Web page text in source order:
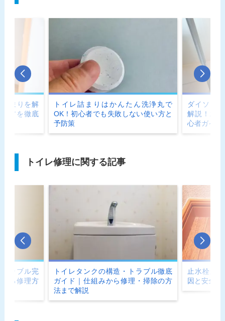
詰まりを解
方を徹底
トイレ詰まりはかんたん洗浄丸で
OK！初心者でも失敗しない使い方と
予防策
ダイソー
解説！水
心者ガイド
トイレ修理に関する記事
ラブル完
る修理方
トイレタンクの構造・トラブル徹底
ガイド｜仕組みから修理・掃除の方
法まで解説
止水栓が
因と安全